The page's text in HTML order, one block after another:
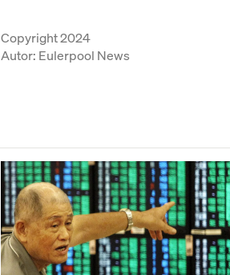
Copyright 2024
Autor: Eulerpool News